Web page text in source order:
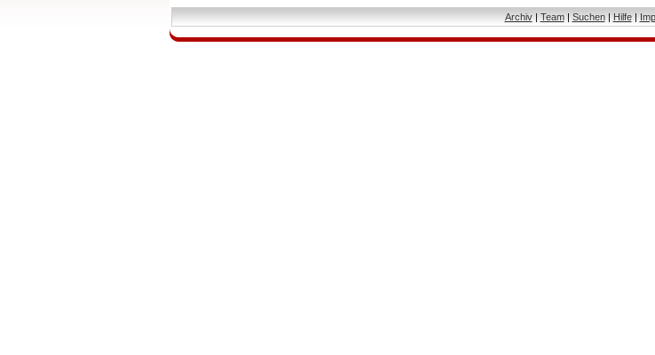
Archiv| Team| Suchen| Hilfe|